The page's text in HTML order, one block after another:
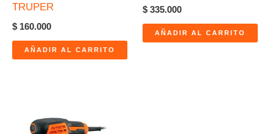
TRUPER
$ 160.000
AÑADIR AL CARRITO
$ 335.000
AÑADIR AL CARRITO